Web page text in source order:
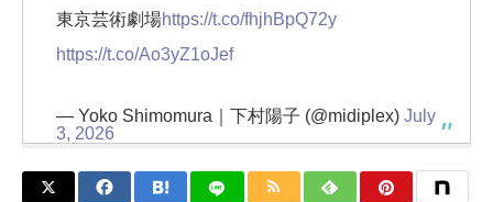
東京芸術劇場https://t.co/fhjhBpQ72y
https://t.co/Ao3yZ1oJef
— Yoko Shimomura｜下村陽子 (@midiplex) July
3, 2026